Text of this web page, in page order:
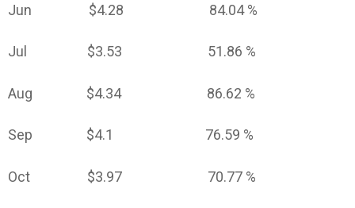
Jun $4.28 84.04 %
Jul $3.53 51.86 %
Aug $4.34 86.62 %
Sep $4.1 76.59 %
Oct $3.97 70.77 %